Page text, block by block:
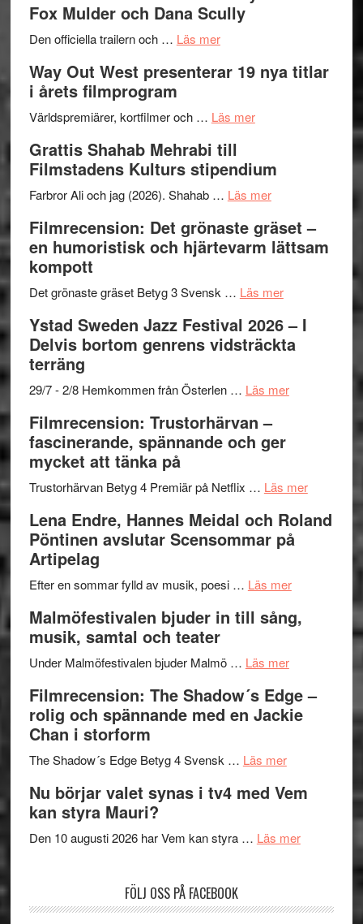
kväll
II
Fox Mulder och Dana Scully
Den officiella trailern och … Läs merom
trailern
The
Files:
I
Want
Believe
–
Frankenshtey
med
Fox
och
Scully
Way Out West presenterar 19 nya titlar
i årets filmprogram
Världspremiärer, kortfilmer och … Läs merom
West
presenterar
nya
titlar
årets
Grattis Shahab Mehrabi till
Filmstadens Kulturs stipendium
Farbror Ali och jag (2026). Shahab … Läs merom
Shahab
Mehrabi
Filmstadens
stipendium
Filmrecension: Det grönaste gräset –
en humoristisk och hjärtevarm lättsam
kompott
Det grönaste gräset Betyg 3 Svensk … Läs merom
Filmrecension:
Det
grönaste
–
och
lättsam
Ystad Sweden Jazz Festival 2026 – I
Delvis bortom genrens vidsträckta
terräng
29/7 - 2/8 Hemkommen från Österlen … Läs merom
2026
I
Delvis
genrens
terräng
Filmrecension: Trustorhärvan –
fascinerande, spännande och ger
mycket att tänka på
Trustorhärvan Betyg 4 Premiär på Netflix … Läs merom
på
Lena Endre, Hannes Meidal och Roland
Pöntinen avslutar Scensommar på
Artipelag
Efter en sommar fylld av musik, poesi … Läs merom
Endre,
Roland
Pöntinen
Artipelag
Malmöfestivalen bjuder in till sång,
musik, samtal och teater
Under Malmöfestivalen bjuder Malmö … Läs merom
bjuder
in
samtal
teater
Filmrecension: The Shadow´s Edge –
rolig och spännande med en Jackie
Chan i storform
The Shadow´s Edge Betyg 4 Svensk … Läs merom
The
´s
och
Nu börjar valet synas i tv4 med Vem
kan styra Mauri?
Den 10 augusti 2026 har Vem kan styra … Läs merom
synas
FÖLJ OSS PÅ FACEBOOK